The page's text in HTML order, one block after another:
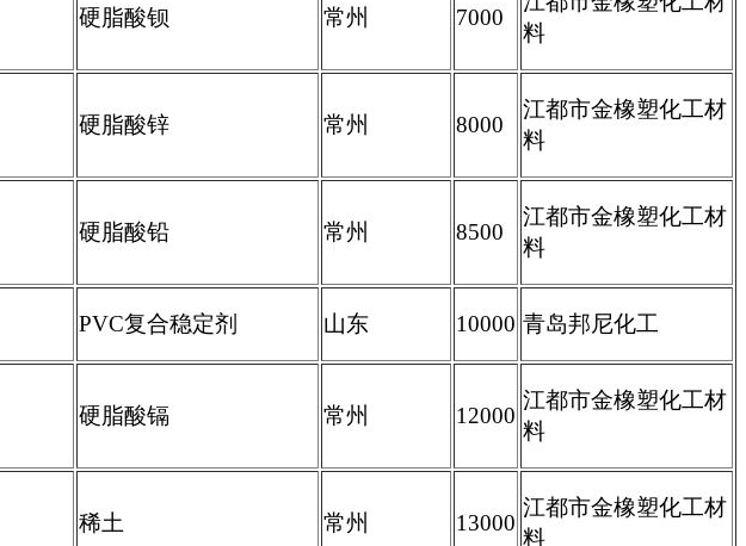
硬脂酸钡 常州 7000
料
硬脂酸锌 常州 8000
江都市金橡塑化工材
料
硬脂酸铅 常州 8500
江都市金橡塑化工材
料
PVC复合稳定剂 山东 10000 青岛邦尼化工
硬脂酸镉 常州 12000
江都市金橡塑化工材
料
稀土 常州 13000
江都市金橡塑化工材
料